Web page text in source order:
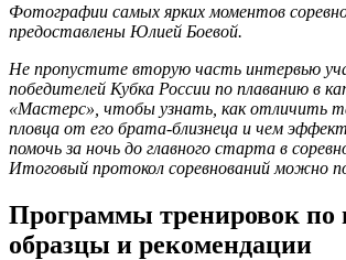
Фотографии самых ярких моментов
предоставлены Юлией Боевой.
Не пропустите вторую часть интервью
победителей Кубка России по плаванию в
«Мастерс», чтобы узнать, как отличить
пловца от его брата-близнеца и чем
помочь за ночь до главного старта в
Итоговый протокол соревнований можно
Программы тренировок по
образцы и рекомендации